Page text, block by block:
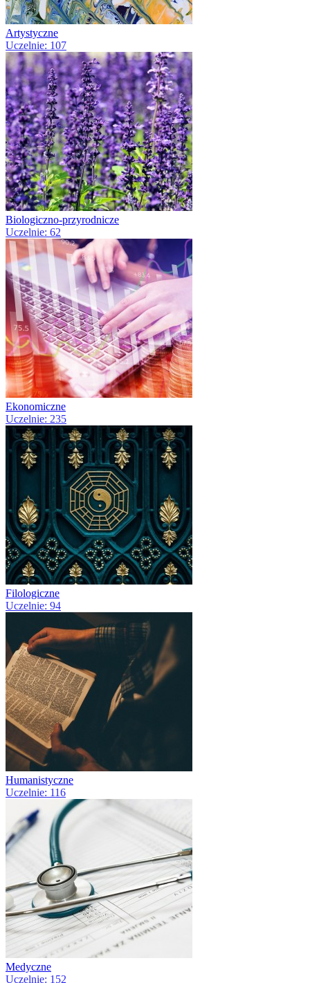
Artystyczne
Uczelnie: 107
Biologiczno-przyrodnicze
Uczelnie: 62
Ekonomiczne
Uczelnie: 235
Filologiczne
Uczelnie: 94
Humanistyczne
Uczelnie: 116
Medyczne
Uczelnie: 152